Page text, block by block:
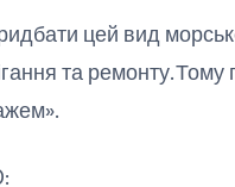
цей вид
та